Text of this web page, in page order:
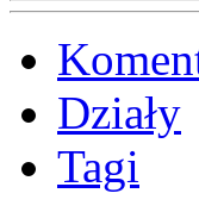
Działy
Tagi